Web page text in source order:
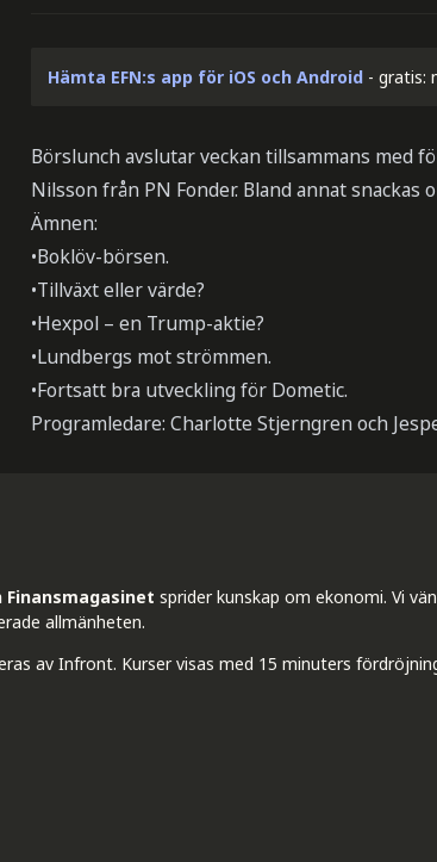
Hämta EFN:s app för iOS och Android - gratis:
Börslunch avslutar veckan tillsammans med
Nilsson från PN Fonder. Bland annat
Ämnen:
•Boklöv-börsen.
•Tillväxt eller värde?
•Hexpol – en Trump-aktie?
•Lundbergs mot strömmen.
•Fortsatt bra utveckling för Dometic.
Programledare: Charlotte Stjerngren och
Finansmagasinet sprider kunskap om ekonomi. Vi
allmänheten.
av Infront. Kurser visas med 15 minuters